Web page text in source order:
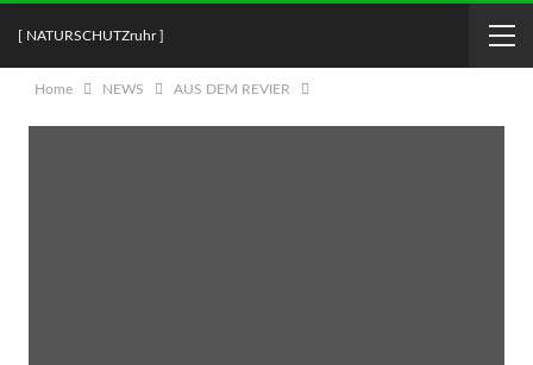
[ NATURSCHUTZruhr ]
Home NEWS AUS DEM REVIER